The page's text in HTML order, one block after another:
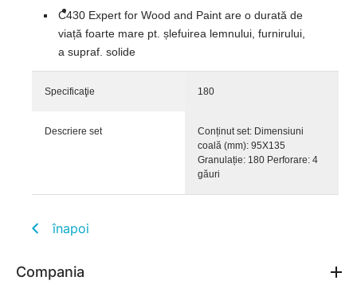
C430 Expert for Wood and Paint are o durată de
viață foarte mare pt. șlefuirea lemnului, furnirului,
a supraf. solide
Specificaţie 180
Descriere set
Conținut set: Dimensiuni
coală (mm): 95X135
Granulație: 180 Perforare: 4
găuri
înapoi
Compania